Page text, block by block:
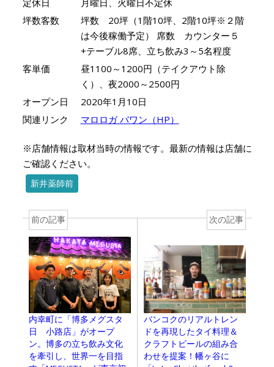
坪数客数
坪数 20坪（1階10坪、2階10坪※２階
は今後稼働予定） 席数 カウンター５
+テーブル8席、立ち飲み3～5名程度
客単価
昼1100～1200円（テイクアウト除
く）、夜2000～2500円
オープン日
2020年1月10日
関連リンク
マロロガ バワン（HP）
※店舗情報は取材当時の情報です。最新の情報は店舗に
ご確認ください。
新井薬師前
前の記事
内幸町に「博多メグスタ
日ゞ小路店」がオープ
ン。博多の立ち飲み文化
を牽引し、世界一を目指
次の記事
バンコクのリアルトレン
ドを再現したタイ料理＆
クラフトビールの組み合
わせを提案！幡ヶ谷に